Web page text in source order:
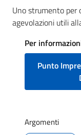
Gestire
Impresa
Promuovere
Uno strumento per
agevolazioni utili
Per
Punto
Argomenti